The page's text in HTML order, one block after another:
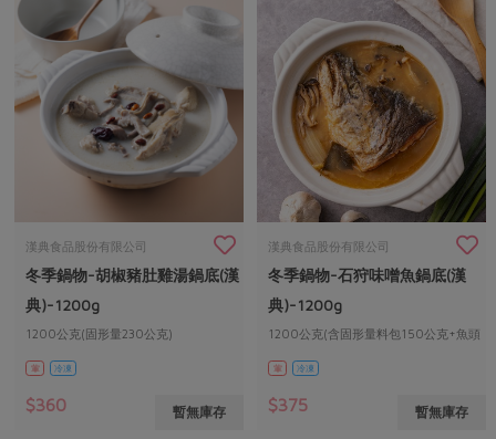
漢典食品股份有限公司
冬季鍋物-胡椒豬肚雞湯鍋底(漢
典)-1200g
1200公克(固形量230公克)
葷 冷凍
$360 暫無庫存
漢典食品股份有限公司
冬季鍋物-石狩味噌魚鍋底(漢
典)-1200g
1200公克(含固形量料包150公克+魚頭
包200公克)
葷 冷凍
$375 暫無庫存